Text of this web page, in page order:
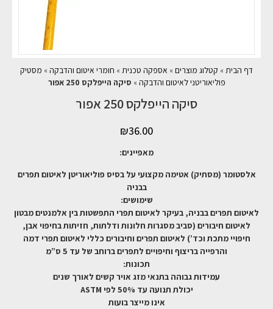
דף הבית » קטלוג מוצרים » אספקה טכנית » חומרי איטום והדבקה » מסטיק
פוליאוריטני לאיטום והדבקה » סיקה הייפלקס 250 אפור
סיקה הייפלקס 250 אפור
₪36.00
מאפיינים:
אלסטומר (מסתיק) אטימה מקצועי על בסיס פוליאוריטן לאיטום תפרים
בבניה
שימושים:
לאיטום תפרים בבניה, בעיקר לאיטום תפרי התפשטות בין אלמנטים מבטון
לאיטום חיבורים (סביב מסגרות חלונות ודלתות, חזיתות בחיפוי אבן,
חיפויי מתכת וכד’) לאיטום תפרים וחיבורים כללי לאיטום תפרי דמה
והרפייה בריצוף וחיפויים לתפרים ברוחב של עד 5 ס”מ
תכונות:
עמידות גבוהה בתנאי מזג אויר קשים לאורך שנים
יכולת תנועה עד 50% לפי ASTM
אינו מייצר בועות